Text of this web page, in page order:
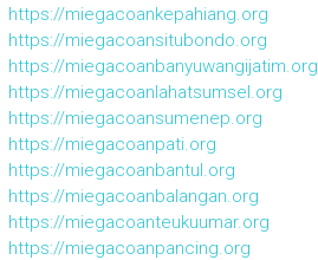
https://miegacoankepahiang.org
https://miegacoansitubondo.org
https://miegacoanbanyuwangijatim.org
https://miegacoanlahatsumsel.org
https://miegacoansumenep.org
https://miegacoanpati.org
https://miegacoanbantul.org
https://miegacoanbalangan.org
https://miegacoanteukuumar.org
https://miegacoanpancing.org